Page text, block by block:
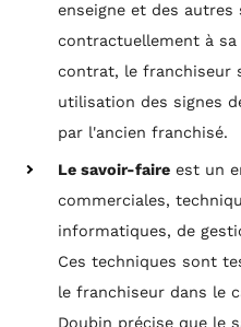
enseigne et des
contractuellement à
contrat, le franchiseur
utilisation des signes
par l'ancien franchisé.
Le savoir-faire est un
commerciales,
informatiques, de
Ces techniques sont
le franchiseur dans le
Doubin précise que le